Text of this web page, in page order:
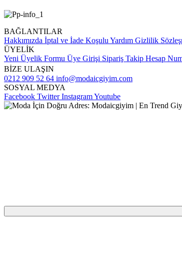
BAĞLANTILAR
Hakkımızda İptal ve İade Koşulu Yardım Gizlilik
ÜYELİK
Yeni Üyelik Formu Üye Girişi Sipariş Takip Hesap
BİZE ULAŞIN
0212 909 52 64 info@modaicgiyim.com
SOSYAL MEDYA
Facebook TwitterInstagramYoutube